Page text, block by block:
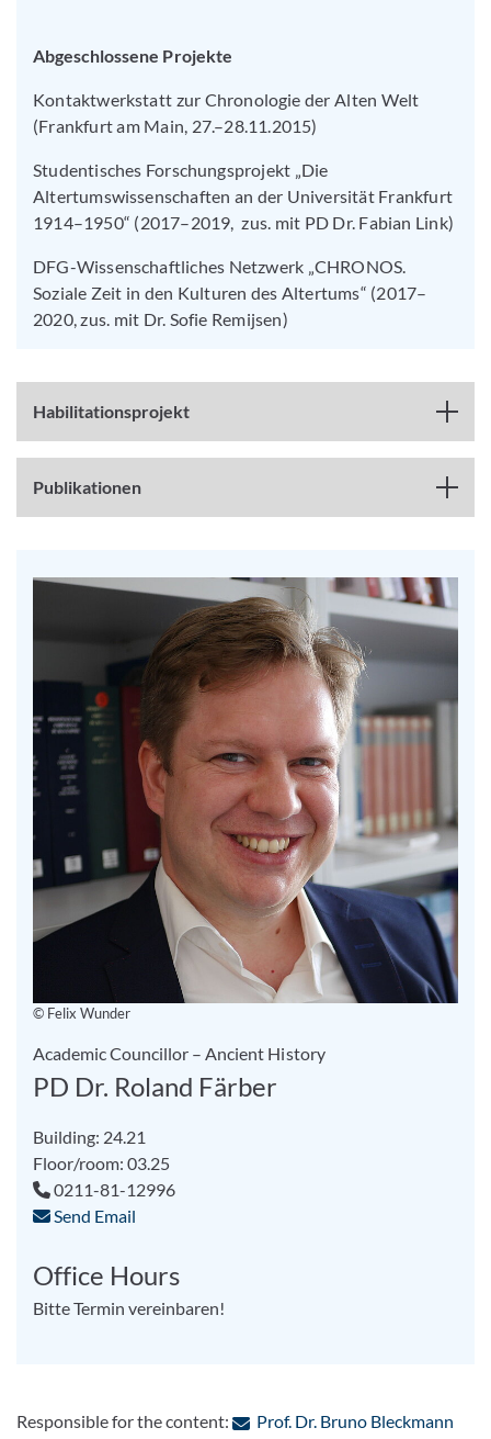
Abgeschlossene Projekte
Kontaktwerkstatt zur Chronologie der Alten Welt
(Frankfurt am Main, 27.–28.11.2015)
Studentisches Forschungsprojekt „Die
Altertumswissenschaften an der Universität Frankfurt
1914–1950“ (2017–2019, zus. mit PD Dr. Fabian Link)
DFG-Wissenschaftliches Netzwerk „CHRONOS.
Soziale Zeit in den Kulturen des Altertums“ (2017–
2020, zus. mit Dr. Sofie Remijsen)
Habilitationsprojekt
Publikationen
© Felix Wunder
Academic Councillor – Ancient History
PD Dr. Roland Färber
Building: 24.21
Floor/room: 03.25
0211-81-12996
Send Email
Office Hours
Bitte Termin vereinbaren!
Responsible for the content: Prof. Dr. Bruno Bleckmann: